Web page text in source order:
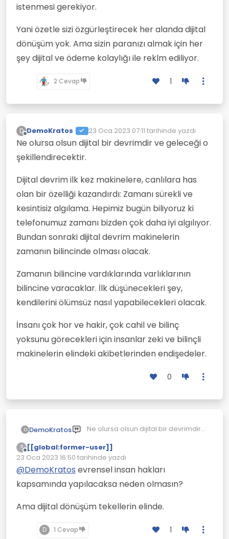
istenmesi gerekiyor.
Yani özetle sizi özgürleştirecek her alanda dijital
dönüşüm yok. Ama sizin paranızı almak için her
şey dijital ve ödeme kolaylığı ile reklm ediliyor.
2 Cevap 1
D
Çevrimdışı
DemoKratos 23 Oca 2023 07:11 tarihinde yazdı
Son düzenleyen:
Ne olursa olsun dijital bir devrimdir ve geleceği o
şekillendirecektir.
Dijital devrim ilk kez makinelere, canlılara has
olan bir özelliği kazandırdı: Zamanı sürekli ve
kesintisiz algılama. Hepimiz bugün biliyoruz ki
telefonumuz zamanı bizden çok daha iyi algılıyor.
Bundan sonraki dijital devrim makinelerin
zamanın bilincinde olması olacak.
Zamanın bilincine vardıklarında varlıklarının
bilincine varacaklar. İlk düşünecekleri şey,
kendilerini ölümsüz nasıl yapabilecekleri olacak.
İnsanı çok hor ve hakir, çok cahil ve bilinç
yoksunu görecekleri için insanlar zeki ve bilinçli
makinelerin elindeki akibetlerinden endişedeler.
0
D DemoKratos
Ne olursa olsun dijital bir devrimdir
Dijital devrim ilk kez makinelere,
canlılara has olan bir özelliği
kazandırdı: Zamanı sürekli ve
biliyoruz ki telefonumuz zamanı
sonraki dijital devrim makinelerin
Zamanın bilincine vardıklarında
düşünecekleri şey, kendilerini
olacak.
İnsanı çok hor ve hakir, çok cahil ve
insanlar zeki ve bilinçli makinelerin
?
Çevrimdışı
[[global:former-user]]
23 Oca 2023 16:50 tarihinde yazdı
Son düzenleyen:
@DemoKratos evrensel insan hakları
kapsamında yapılacaksa neden olmasın?
Ama dijital dönüşüm tekellerin elinde.
D 1 Cevap 1